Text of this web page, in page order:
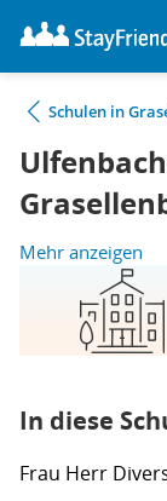
Schulen in
Mehr anzeigen
In diese
Frau Herr